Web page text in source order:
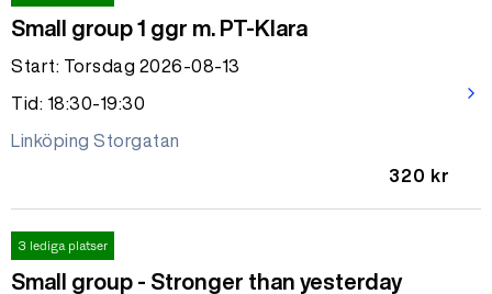
Small group 1 ggr m. PT-Klara
Start: Torsdag 2026-08-13
Tid: 18:30-19:30
Linköping Storgatan
320 kr
arrow_forward_ios
3 lediga platser
Small group - Stronger than yesterday